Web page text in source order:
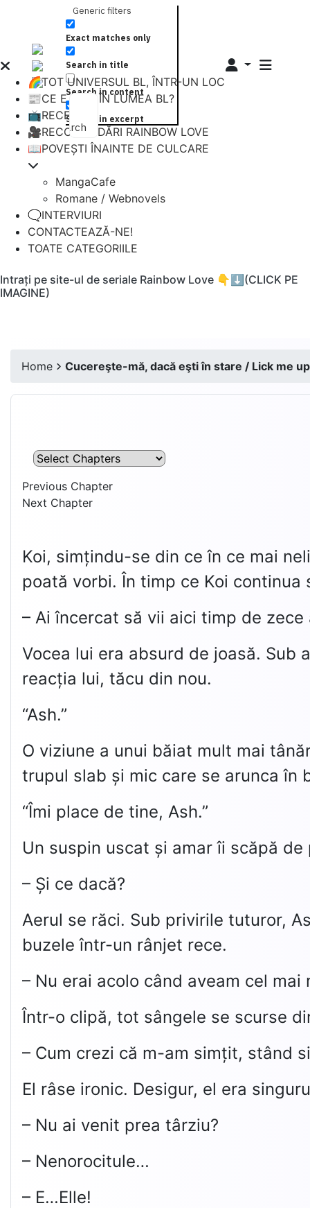
Search
Generic filters
Exact matches only
Search in title
Search in content
Search in excerpt
🌈TOT UNIVERSUL BL, ÎNTR-UN LOC
📰CE E NOU ÎN LUMEA BL?
📺RECENZII
🎥RECOMANDĂRI RAINBOW LOVE
📖POVEȘTI ÎNAINTE DE CULCARE
MangaCafe
Romane / Webnovels
🗨️INTERVIURI
CONTACTEAZĂ-NE!
TOATE CATEGORIILE
Intrați pe site-ul de seriale Rainbow Love 👇⬇️(CLICK PE
IMAGINE)
Home Cucereşte-mă, dacă eşti în stare / Lick me
Previous Chapter
Next Chapter
Koi, simțindu-se din ce în ce mai
poată vorbi. În timp ce Koi
– Ai încercat să vii aici timp de
Vocea lui era absurd de joasă.
reacția lui, tăcu din nou.
“Ash.”
O viziune a unui băiat mult mai
trupul slab și mic care se arunca în
“Îmi place de tine, Ash.”
Un suspin uscat și amar îi scăpă
– Și ce dacă?
Aerul se răci. Sub privirile tuturor,
buzele într-un rânjet rece.
– Nu erai acolo când aveam cel
Într-o clipă, tot sângele se scurse
– Cum crezi că m-am simțit, stând
El râse ironic. Desigur, el era
– Nu ai venit prea târziu?
– Nenorocitule…
– E…Elle!